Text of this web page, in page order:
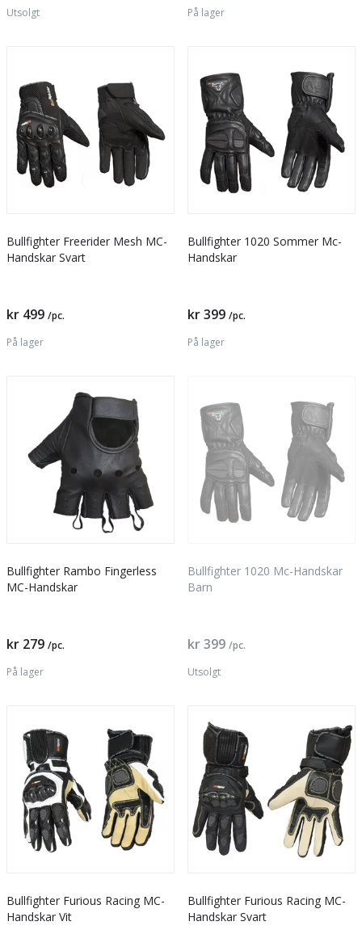
Utsolgt
På lager
Bullfighter Freerider Mesh MC-
Handskar Svart
kr 499 /pc.
På lager
Bullfighter 1020 Sommer Mc-
Handskar
kr 399 /pc.
På lager
Bullfighter Rambo Fingerless
MC-Handskar
kr 279 /pc.
På lager
Bullfighter 1020 Mc-Handskar
Barn
kr 399 /pc.
Utsolgt
Bullfighter Furious Racing MC-
Handskar Vit
Bullfighter Furious Racing MC-
Handskar Svart